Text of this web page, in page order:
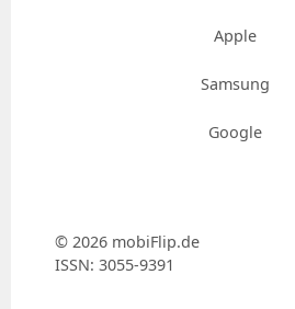
Apple
Samsung
Google
© 2026 mobiFlip.de
ISSN: 3055-9391